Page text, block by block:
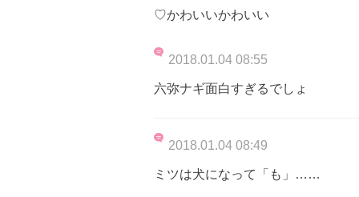
♡かわいいかわいい
2018.01.04 08:55
六弥ナギ面白すぎるでしょ
2018.01.04 08:49
ミツは犬になって「も」……